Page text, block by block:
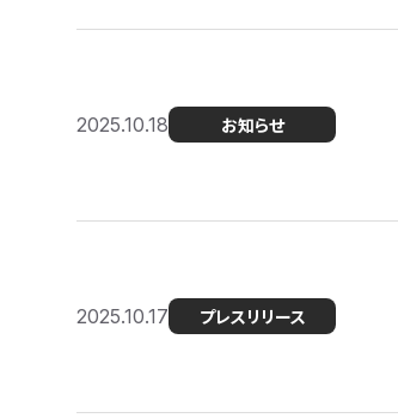
2025.10.18 お知らせ
2025.10.17 プレスリリース